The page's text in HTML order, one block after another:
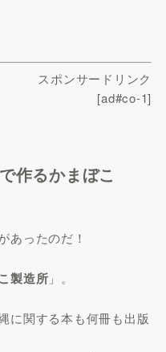
スポンサードリンク
[ad#co-1]
作るかまぼこ
あったのだ！
製造所 」。
に関する本も何冊も出版